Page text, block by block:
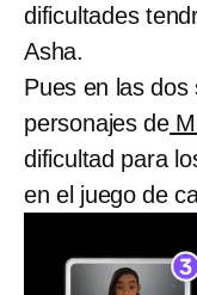
dificultades
Asha.
Pues en las
personajes de
dificultad para
en el juego de